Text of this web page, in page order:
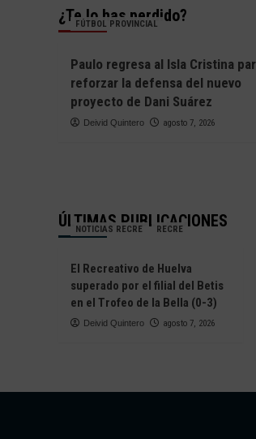
¿Te lo has perdido?
FÚTBOL PROVINCIAL
Paulo regresa al Isla Cristina
reforzar la defensa del nuevo
proyecto de Dani Suárez
Deivid Quintero agosto 7, 2026
ÚLTIMAS PUBLICACIONES
NOTICIAS RECRE RECRE
El Recreativo de Huelva
superado por el filial del Betis
en el Trofeo de la Bella (0-3)
Deivid Quintero agosto 7, 2026